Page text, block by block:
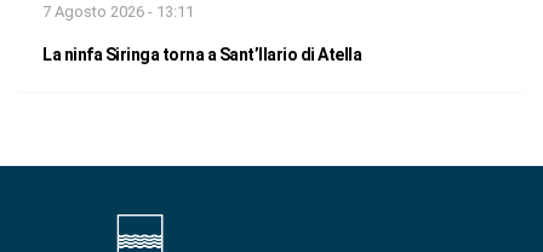
7 Agosto 2026 - 13:11
La ninfa Siringa torna a Sant’Ilario di Atella